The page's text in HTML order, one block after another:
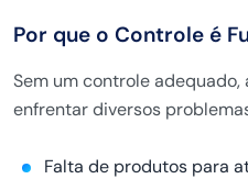
Por que o Controle é
Sem um controle
enfrentar diversos
Falta de produtos para